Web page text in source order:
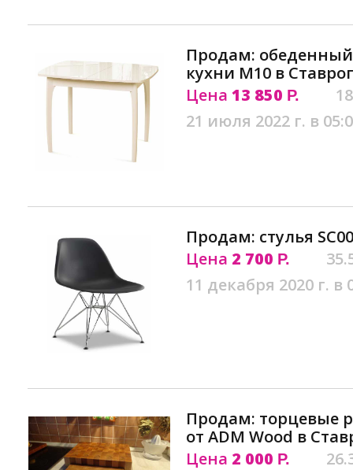
Продам: обеденный
кухни М10 в
Цена 13 850 Р.
21 июля 2022 г. в
Продам: стулья
Цена 2 700 Р.
11 декабря 2020 г. в
Продам: торцевые
от ADM Wood в
Цена 2 000 Р.